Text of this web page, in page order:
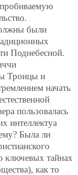
были
Поднебесной.
Троицы и
начать
пользовалась
интеллектуа
Была ли
ключевых тайнах
как то